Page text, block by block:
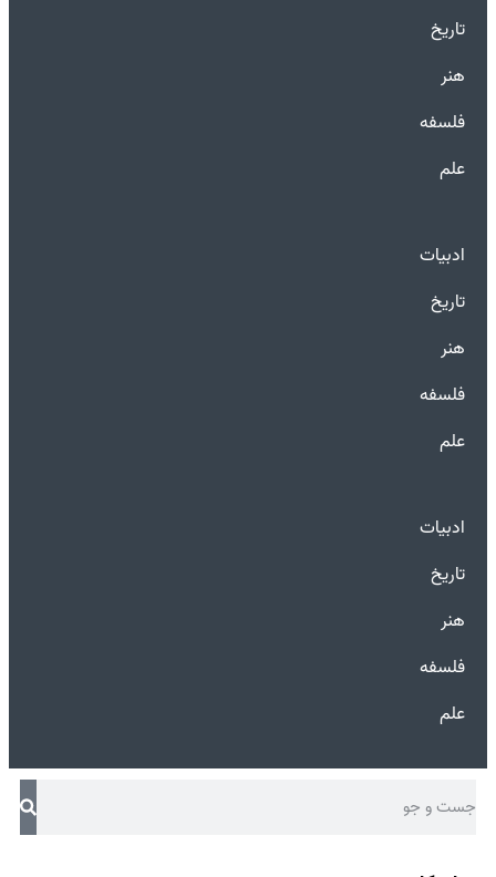
تاریخ
هنر
فلسفه
علم
ادبیات
تاریخ
هنر
فلسفه
علم
ادبیات
تاریخ
هنر
فلسفه
علم